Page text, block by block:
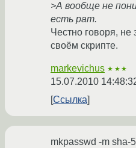
>А вообще не
есть pam.
Честно говоря, не
своём скрипте.
markevichus ★★★
15.07.2010
Ссылка
mkpasswd -m sha-